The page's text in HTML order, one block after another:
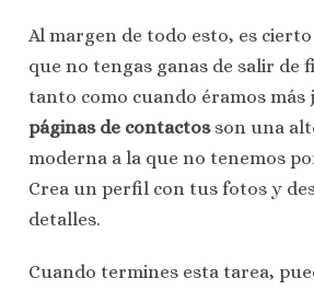
Al margen de todo esto, es
que no tengas ganas de salir de
tanto como cuando éramos más
páginas de contactos son una
moderna a la que no tenemos
Crea un perfil con tus fotos y
detalles.
Cuando termines esta tarea,